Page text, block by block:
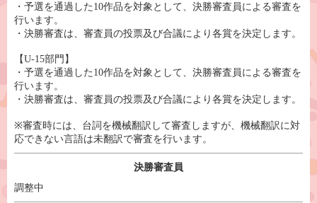
・予選を通過した10作品を対象として、決勝審査員による審査を
行います。
・決勝審査は、審査員の投票及び合議により各賞を決定します。
【U-15部門】
・予選を通過した10作品を対象として、決勝審査員による審査を
行います。
・決勝審査は、審査員の投票及び合議により各賞を決定します。
※審査時には、台詞を機械翻訳して審査しますが、機械翻訳に対
応できない言語は未翻訳で審査を行います。
決勝審査員
調整中